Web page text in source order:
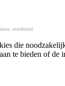
overhemd
die
te bieden of